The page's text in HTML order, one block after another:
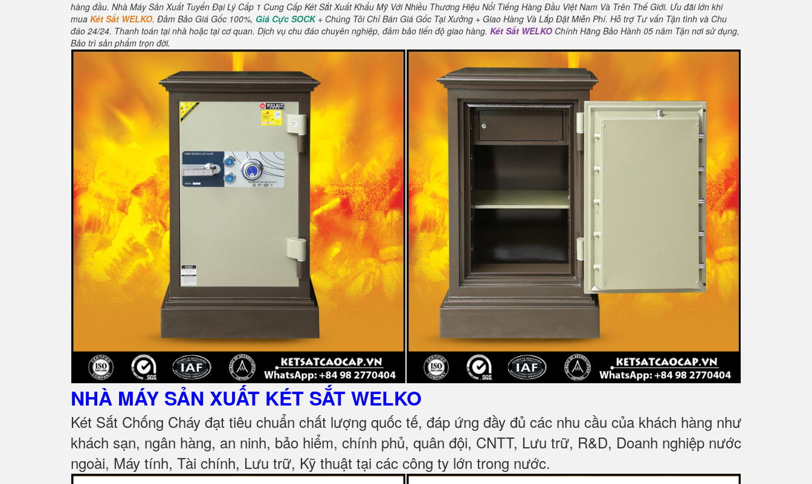
hàng đầu. Nhà Máy Sản Xuất Tuyển Đại Lý Cấp 1 Cung Cấp Két Sắt Xuất Khẩu Mỹ Với Nhiều Thương Hiệu Nổi Tiếng Hàng Đầu Việt Nam Và Trên Thế Giới. Ưu đãi lớn khi
mua Két Sắt WELKO. Đảm Bảo Giá Gốc 100%, Giá Cực SOCK+ Chúng Tôi Chỉ Bán Giá Gốc Tại Xưởng + Giao Hàng Và Lắp Đặt Miễn Phí. Hỗ trợ Tư vấn Tận tình và Chu
đáo 24/24. Thanh toán tại nhà hoặc tại cơ quan. Dịch vụ chu đáo chuyên nghiệp, đảm bảo tiến độ giao hàng. Két Sắt WELKO Chính Hãng Bảo Hành 05 năm Tận nơi sử dụng,
Bảo trì sản phẩm trọn đời.
NHÀ MÁY SẢN XUẤT KÉT SẮTWELKO
Két Sắt Chống Cháy đạt tiêu chuẩn chất lượng quốc tế, đáp ứng đầy đủ các nhu cầu của khách hàng như
khách sạn, ngân hàng, an ninh, bảo hiểm, chính phủ, quân đội, CNTT, Lưu trữ, R&D, Doanh nghiệp nước
ngoài, Máy tính, Tài chính, Lưu trữ, Kỹ thuật tại các công ty lớn trong nước.